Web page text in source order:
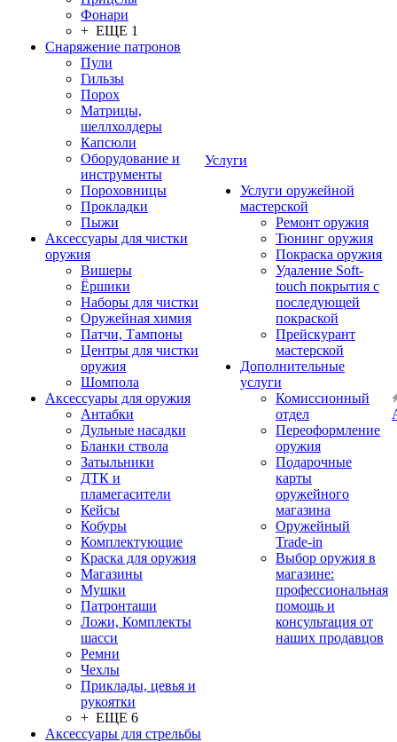
Фонари
+ ЕЩЕ 1
Снаряжение патронов
Пули
Гильзы
Порох
Матрицы,
шеллхолдеры
Капсюли
Оборудование и
инструменты
Пороховницы
Прокладки
Пыжи
Аксессуары для чистки
оружия
Вишеры
Ёршики
Наборы для чистки
Оружейная химия
Патчи, Тампоны
Центры для чистки
оружия
Шомпола
Аксессуары для оружия
Антабки
Дульные насадки
Бланки ствола
Затыльники
ДТК и
пламегасители
Кейсы
Кобуры
Комплектующие
Краска для оружия
Магазины
Мушки
Патронташи
Ложи, Комплекты
шасси
Ремни
Чехлы
Приклады, цевья и
рукоятки
+ ЕЩЕ 6
Аксессуары для стрельбы
Услуги
Услуги оружейной
мастерской
Ремонт оружия
Тюнинг оружия
Покраска оружия
Удаление Soft-
touch покрытия с
последующей
покраской
Прейскурант
мастерской
Дополнительные
услуги
Комиссионный
отдел
Переоформление
оружия
Подарочные
карты
оружейного
магазина
Оружейный
Trade-in
Выбор оружия в
магазине:
профессиональная
помощь и
консультация от
наших продавцов